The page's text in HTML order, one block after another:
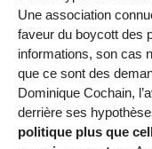
Une association
faveur du boycott des
informations, son cas
que ce sont des
Dominique Cochain,
derrière ses
politique plus que